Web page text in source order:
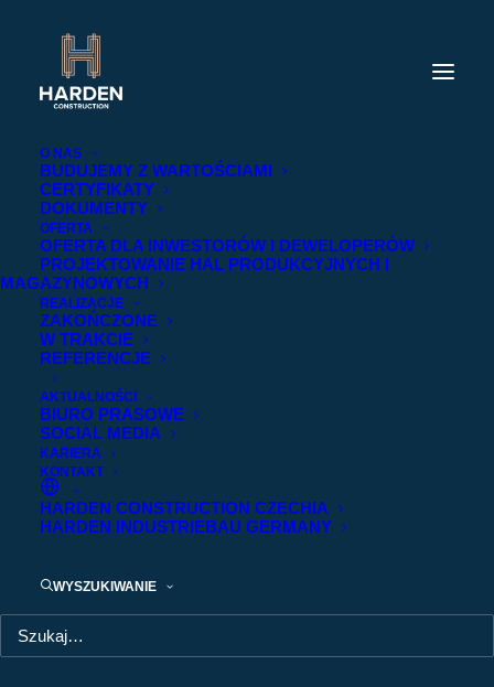
O NAS
BUDUJEMY Z WARTOŚCIAMI
CERTYFIKATY
DOKUMENTY
OFERTA
OFERTA DLA INWESTORÓW I DEWELOPERÓW
PROJEKTOWANIE HAL PRODUKCYJNYCH I
MAGAZYNOWYCH
REALIZACJE
ZAKOŃCZONE
W TRAKCIE
REFERENCJE
AKTUALNOŚCI
BIURO PRASOWE
SOCIAL MEDIA
KARIERA
KONTAKT
HARDEN CONSTRUCTION CZECHIA
HARDEN INDUSTRIEBAU GERMANY
WYSZUKIWANIE